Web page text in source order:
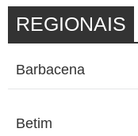
REGIONAIS
Barbacena
Betim